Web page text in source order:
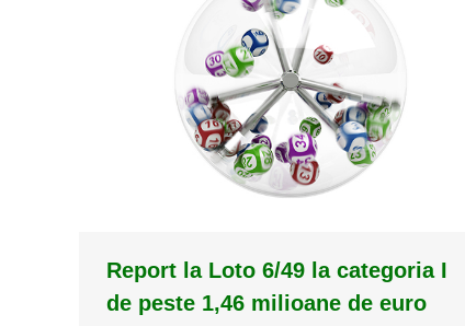
Report la Loto 6/49 la categoria I
de peste 1,46 milioane de euro